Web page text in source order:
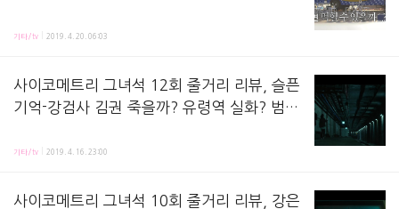
현지에서 먹힐까 미국편 1화 방송 시청 후기 정리해놓는 노트에요! 첫 회에서는, 어떻게 미국
기타/tv 2019. 4. 20. 06:03
사이코메트리 그녀석 12회 줄거리 리뷰, 슬픈
기억-강검사 김권 죽을까? 유령역 실화? 범인
불능증 싸패 차이점? 영성아파트와 은형사 아
사이코메트리 그녀석 12화 줄거리 리뷰,방송 시청하면서 정리해놓은 노트에요! 지난 회, 은형
기타/tv 2019. 4. 16. 23:00
사이코메트리 그녀석 10회 줄거리 리뷰, 강은